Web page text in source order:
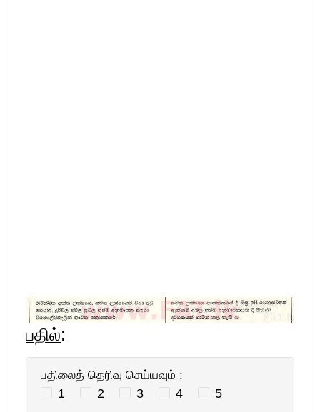
பதில்:
பதிலைத் தெரிவு செய்யவும் :
1 2 3 4 5